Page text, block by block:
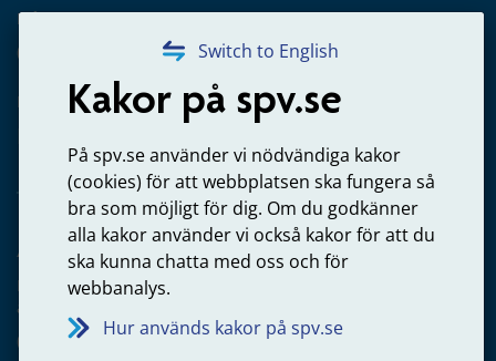
Switch to English
Kakor på spv.se
På spv.se använder vi nödvändiga kakor
(cookies) för att webbplatsen ska fungera så
bra som möjligt för dig. Om du godkänner
alla kakor använder vi också kakor för att du
ska kunna chatta med oss och för
webbanalys.
Hur används kakor på spv.se
Frågor om utbetalning
020-65 00 65
Kontakta oss
Arbetsgivare
Frågor om administration av tjänstepension från statlig
anställning
060-18 75 03